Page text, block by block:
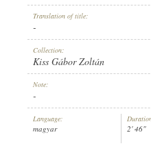
RECORD NUMBER:
Translation of title:
-
Collection:
Kiss Gábor Zoltán
Note:
-
Language:
magyar 2' 46"